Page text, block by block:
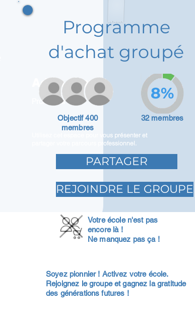
Adam Caar
Promoteur
Utilisez cet espace pour vous présenter et
partager votre parcours professionnel.
Programme
d'achat groupé
Objectif 400
membres
32 membres
8%
PARTAGER
REJOINDRE LE GROUPE
Votre école n'est pas
encore là !
Ne manquez pas ça !
Soyez pionnier ! Activez votre école.
Rejoignez le groupe et gagnez la gratitude
des générations futures !